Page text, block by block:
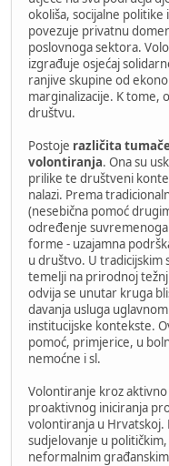
okoliša, socijalne
povezuje privatnu
poslovnoga sektora.
izgrađuje osjećaj
ranjive skupine od
marginalizacije. K tome,
društvu.
Postoje različita
volontiranja. Ona su
prilike te društveni
nalazi. Prema
(nesebična pomoć
određenje
forme - uzajamna
u društvo. U tradicijskim
temelji na prirodnoj
odvija se unutar kruga
davanja usluga
institucijske kontekste.
pomoć, primjerice, u
nemoćne i sl.
Volontiranje kroz
proaktivnog iniciranja
volontiranja u Hrvatskoj.
sudjelovanje u
neformalnim